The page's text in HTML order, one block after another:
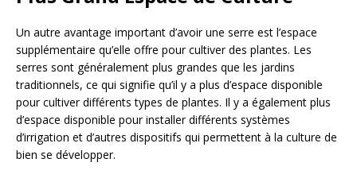
Un autre avantage important d’avoir une serre est l’espace
supplémentaire qu’elle offre pour cultiver des plantes. Les
serres sont généralement plus grandes que les jardins
traditionnels, ce qui signifie qu’il y a plus d’espace disponible
pour cultiver différents types de plantes. Il y a également plus
d’espace disponible pour installer différents systèmes
d’irrigation et d’autres dispositifs qui permettent à la culture de
bien se développer.